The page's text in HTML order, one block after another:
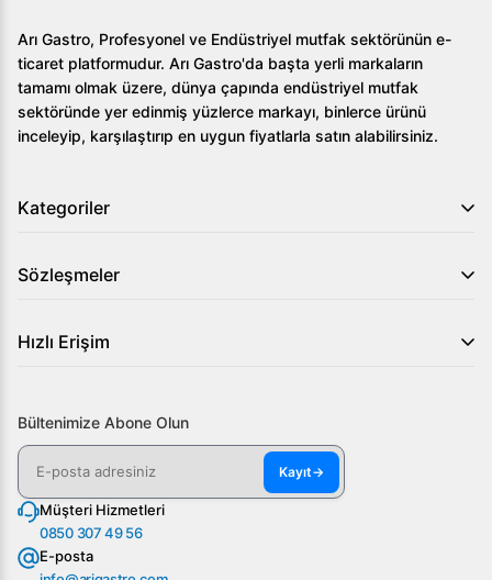
Arı Gastro, Profesyonel ve Endüstriyel mutfak sektörünün e-
ticaret platformudur. Arı Gastro'da başta yerli markaların
tamamı olmak üzere, dünya çapında endüstriyel mutfak
sektöründe yer edinmiş yüzlerce markayı, binlerce ürünü
inceleyip, karşılaştırıp en uygun fiyatlarla satın alabilirsiniz.
Kategoriler
Sözleşmeler
Hızlı Erişim
Bültenimize Abone Olun
Kayıt→
Müşteri Hizmetleri
0850 307 49 56
E-posta